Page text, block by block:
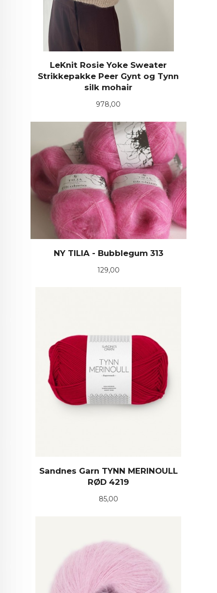
LeKnit Rosie Yoke Sweater
Strikkepakke Peer Gynt og Tynn
silk mohair
Pris
978,00
NY TILIA - Bubblegum 313
Pris
129,00
Sandnes Garn TYNN MERINOULL
RØD 4219
Pris
85,00